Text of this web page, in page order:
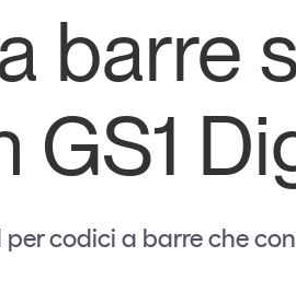
Opinioni
Dossier
Interviste
Comunicati
Podcast
barre
GS1
codici a barre che